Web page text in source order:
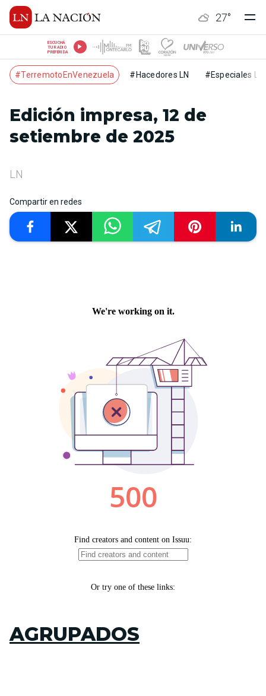
27°
ESCUCHÁ
TU RADIO
PREFERIDA
#TerremotoEnVenezuela #Hacedores LN #Especiales LN
Edición impresa, 12 de
setiembre de 2025
LN
Compartir en redes
AGRUPADOS